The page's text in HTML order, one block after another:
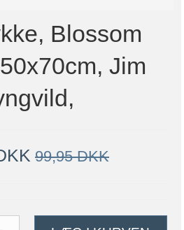
Blossom
Jim
99,95 DKK